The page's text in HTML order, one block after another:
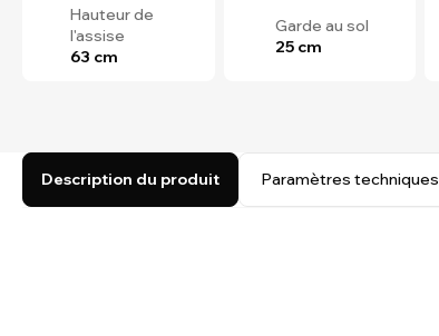
Hauteur de
l'assise
63 cm
Garde au sol
25 cm
Description du produit Paramètres techniques